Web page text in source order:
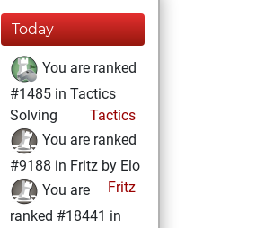
Today
You are ranked
#1485 in Tactics
Solving
Tactics
You are ranked
#9188 in Fritz by Elo
Fritz
You are
ranked #18441 in